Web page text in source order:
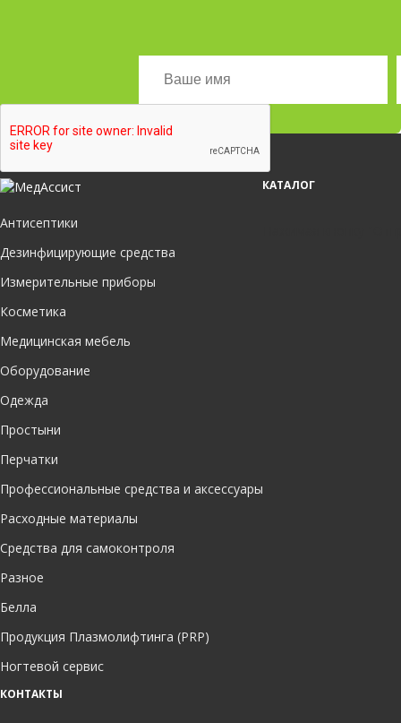
КАТАЛОГ
Антисептики
Дезинфицирующие средства
Измерительные приборы
Косметика
Медицинская мебель
Оборудование
Одежда
Простыни
Перчатки
Профессиональные средства и аксессуары
Расходные материалы
Средства для самоконтроля
Разное
Белла
Продукция Плазмолифтинга (PRP)
Ногтевой сервис
КОНТАКТЫ